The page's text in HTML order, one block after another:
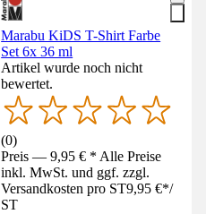
Marabu KiDS T-Shirt Farbe
Set 6x 36 ml
Artikel wurde noch nicht
bewertet.
(0)
Preis — 9,95 € * Alle Preise
inkl. MwSt. und ggf. zzgl.
Versandkosten pro ST9,95 €*/
ST